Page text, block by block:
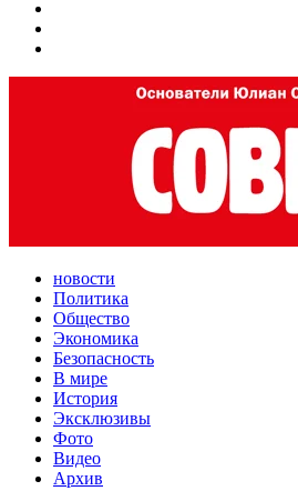
новости
Политика
Общество
Экономика
Безопасность
В мире
История
Эксклюзивы
Фото
Видео
Архив